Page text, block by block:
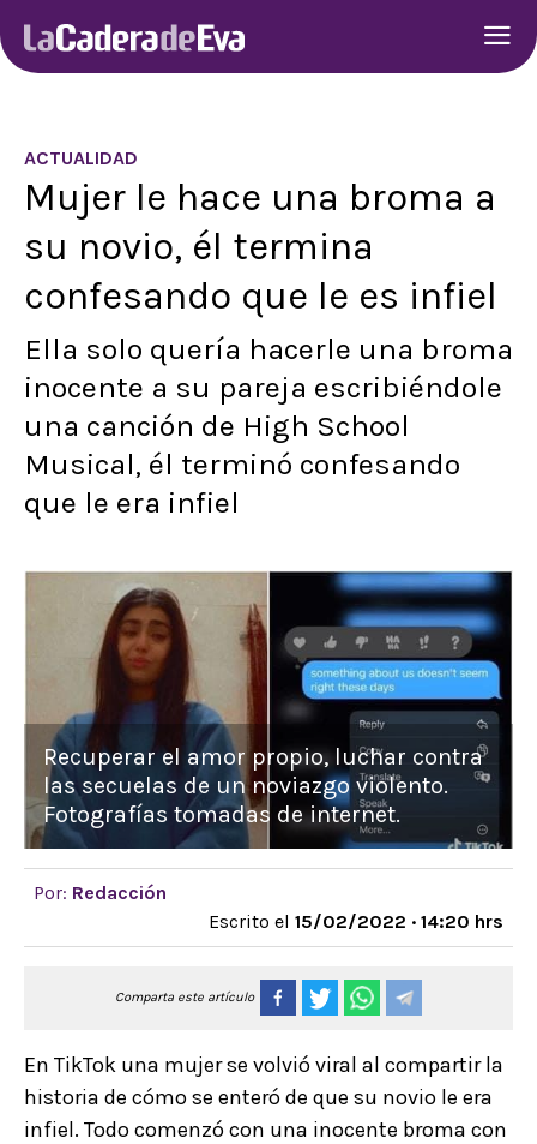
ACTUALIDAD
Mujer le hace una broma a
su novio, él termina
confesando que le es infiel
Ella solo quería hacerle una broma
inocente a su pareja escribiéndole
una canción de High School
Musical, él terminó confesando
que le era infiel
Recuperar el amor propio, luchar contra
las secuelas de un noviazgo violento.
Fotografías tomadas de internet.
Por: Redacción
Escrito el 15/02/2022 · 14:20 hrs
Comparta este artículo
En TikTok una mujer se volvió viral al compartir la
historia de cómo se enteró de que su novio le era
infiel. Todo comenzó con una inocente broma con